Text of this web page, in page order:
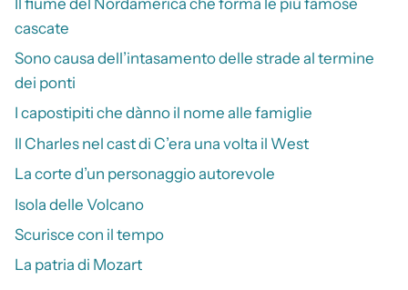
cascate
Sono causa dell’intasamento delle strade al termine
dei ponti
I capostipiti che dànno il nome alle famiglie
Il Charles nel cast di C’era una volta il West
La corte d’un personaggio autorevole
Isola delle Volcano
Scurisce con il tempo
La patria di Mozart